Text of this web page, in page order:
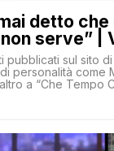
detto
serve” |
pubblicati sul sito
personalità come
a “Che Tempo